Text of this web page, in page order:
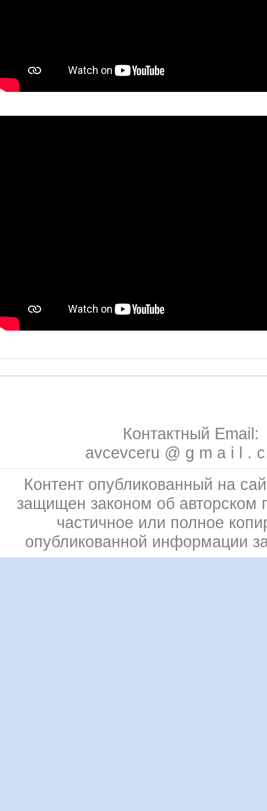
Контактный Email:
avcevceru @ g m a i l .
Контент опубликованный на
защищен законом об авторском
частичное или полное
опубликованной информации